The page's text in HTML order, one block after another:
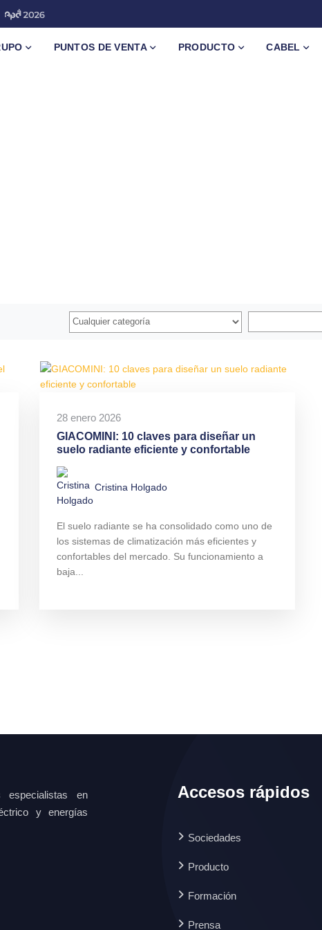
PUNTOS DE VENTA PRODUCTO CABEL
28 enero 2026
GIACOMINI: 10 claves para diseñar un
suelo radiante eficiente y confortable
Cristina Holgado
El suelo radiante se ha consolidado como uno de
los sistemas de climatización más eficientes y
confortables del mercado. Su funcionamiento a
baja...
especialistas en
y energías
Accesos rápidos
Sociedades
Producto
Formación
Prensa